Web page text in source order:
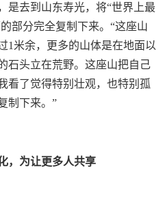
是去到山东寿光，将“世界上最
部分完全复制下来。“这座山
1米余，更多的山体是在地面以
石头立在荒野。这座山把自己
看了觉得特别壮观，也特别孤
制下来。”
，为让更多人共享